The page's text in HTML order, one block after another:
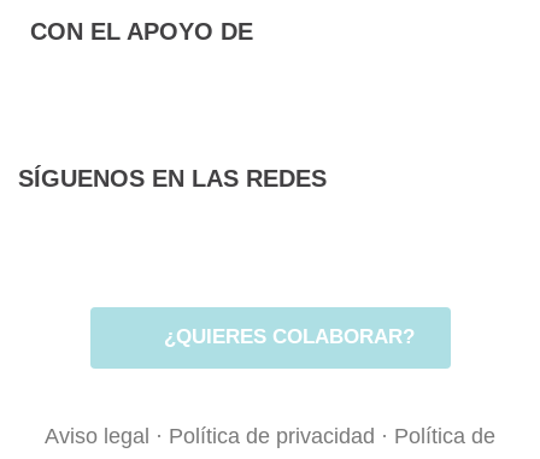
CON EL APOYO DE
SÍGUENOS EN LAS REDES
o
i
t
r
s
t
a
r
¿QUIERES COLABORAR?
Aviso legal · Política de privacidad · Política de